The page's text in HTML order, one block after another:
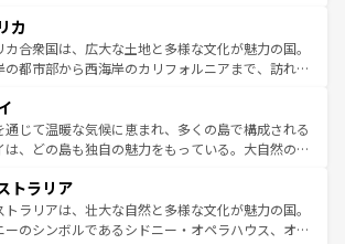
覧を参照してほしい。
がそのまま残る町や、スイスならではのユニークな
もあり、アルプス観光だけでなく町歩きも満喫する
できる。国民の所得が高いため物価も高いが、旅行
通費無料で観光を楽しむこともできる。 なお、新
イス情報はコンテンツ一覧 を参照してほしい。
カ
カ合衆国は、広大な土地と多様な文化が魅力の国。
の都市部から西海岸のカリフォルニアまで、訪れる
な巨大都市は、観光、ショッピング、エンターテイ
トが詰まった刺激的なスポットだ。一方、アメリカ
は大自然が広がり、グランドキャニオンやイエロー
ューオーリンズでは、音楽と美食が融合した独特の
魅力。旅行者はアメリカの各地域で異なる魅力を楽
がら、その多様性と豊かな歴史を感じることができ
通じて温暖な気候に恵まれ、多くの島で構成される
は、どの島も独自の魅力をもっている。大自然の神
は見逃せない。また、定番の観光地といえばオアフ
、静かな自然を求めるならマウイ島やカウアイ島が
め。エメラルドグリーンに輝く海をはじめ、豊かな
トラリア
トラリアは、壮大な自然と多様な文化が魅力の国。
ーのシンボルであるシドニー・オペラハウス、オー